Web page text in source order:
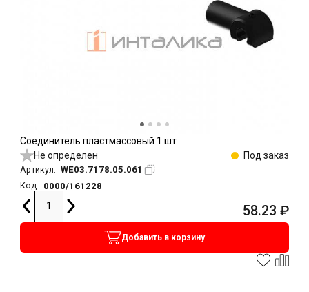
Соединитель пластмассовый 1 шт
Не определен
Под заказ
Артикул: WE03.7178.05.061
Код: 0000/161228
58.23 ₽
Добавить в корзину